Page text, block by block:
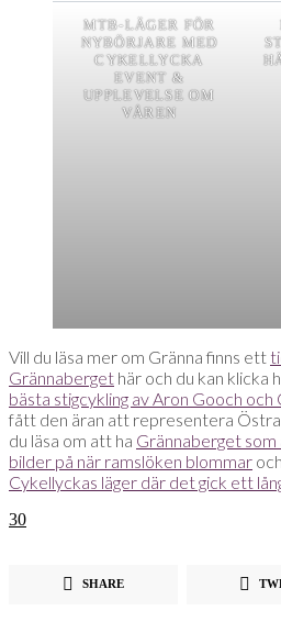
MTB-LÄGER FÖR
NYBÖRJARE MED
CYKELLYCKA
EVENT &
UPPLEVELSE OM
VÅREN
Vill du läsa mer om Gränna finns ett
Grännaberget här och du kan klicka
bästa stigcykling av Aron Gooch och
fått den äran att representera
du läsa om att ha Grännaberget
bilder på när ramslöken blommar och
Cykellyckas läger där det gick ett
30
SHARE